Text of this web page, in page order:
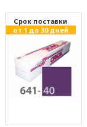
Cрок поставки
от 1 до 30 дней